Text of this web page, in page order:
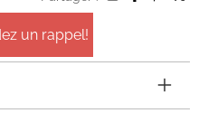
un rappel!